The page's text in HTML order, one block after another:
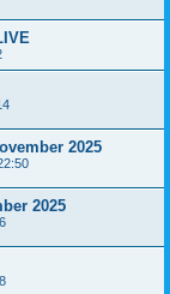
2025
2025